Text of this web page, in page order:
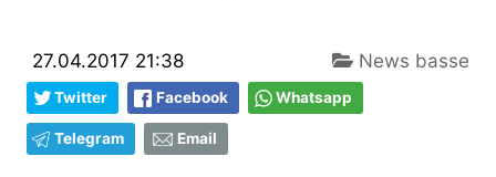
27.04.2017 21:38 News basse
Twitter Facebook Whatsapp
Telegram Email